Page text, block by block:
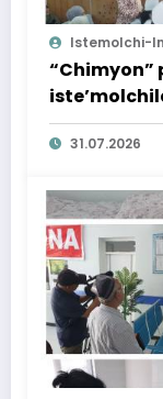
Istemolchi-
o‘tkazildi
31.07.2026